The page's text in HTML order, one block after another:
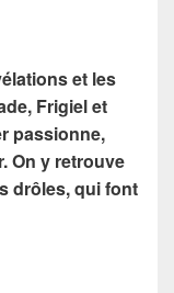
et les
Frigiel et
passionne,
On y retrouve
drôles, qui font